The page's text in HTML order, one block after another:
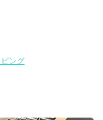
ピング